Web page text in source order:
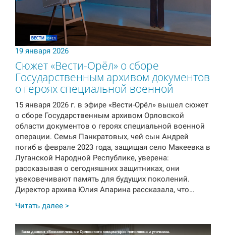
19 января 2026
Сюжет «Вести-Орёл» о сборе
Государственным архивом документов
о героях специальной военной
15 января 2026 г. в эфире «Вести-Орёл» вышел сюжет
о сборе Государственным архивом Орловской
области документов о героях специальной военной
операции. Семья Панкратовых, чей сын Андрей
погиб в феврале 2023 года, защищая село Макеевка в
Луганской Народной Республике, уверена:
рассказывая о сегодняшних защитниках, они
увековечивают память для будущих поколений.
Директор архива Юлия Апарина рассказала, что…
Читать далее >